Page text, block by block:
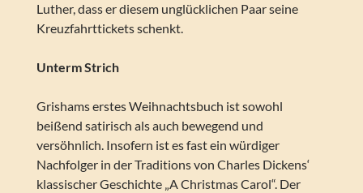
Luther, dass er diesem unglücklichen Paar seine
Kreuzfahrttickets schenkt.
Unterm Strich
Grishams erstes Weihnachtsbuch ist sowohl
beißend satirisch als auch bewegend und
versöhnlich. Insofern ist es fast ein würdiger
Nachfolger in der Traditions von Charles Dickens‘
klassischer Geschichte „A Christmas Carol“. Der